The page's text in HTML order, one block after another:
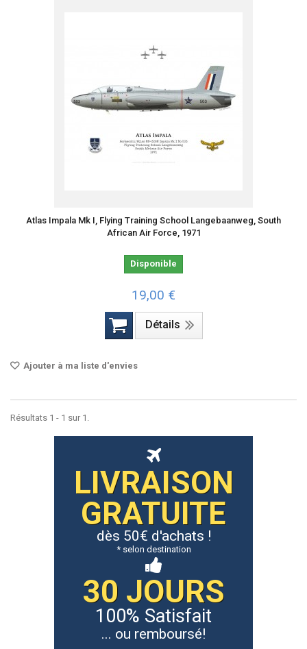
Atlas Impala Mk I, Flying Training School Langebaanweg, South
African Air Force, 1971
Disponible
19,00 €
Détails
Ajouter à ma liste d'envies
Résultats 1 - 1 sur 1.
LIVRAISON
GRATUITE
dès 50€ d'achats !
* selon destination
30 JOURS
100% Satisfait
... ou remboursé!